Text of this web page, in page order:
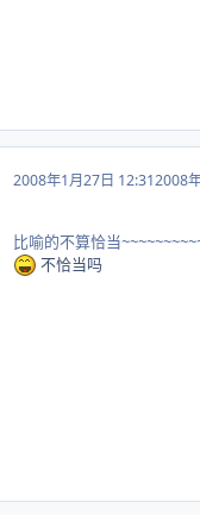
2008年1月27日 12:312008
比喻的不算恰当
不恰当吗